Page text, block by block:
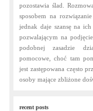
pozostawia ślad.
sposobem na
jednak daje szansę na
pozwalającym na
podobnej zasadzie
pomocowe, choć tam
jest zastępowana często
osoby mające zbliżone
recent posts